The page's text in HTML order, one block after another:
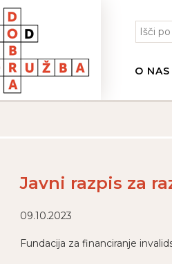
O NAS
Javni razpis za
09.10.2023
Fundacija za financiranje